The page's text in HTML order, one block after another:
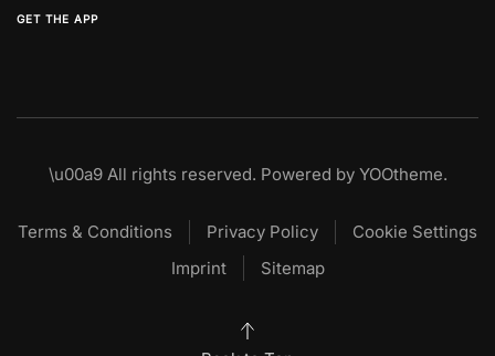
GET THE APP
\u00a9 All rights reserved. Powered by YOOtheme.
Terms & Conditions Privacy Policy
Cookie Settings
Imprint
Sitemap